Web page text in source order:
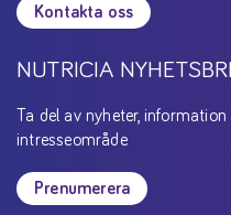
Kontakta oss
NUTRICIA
Ta del av nyheter,
intresseområde
Prenumerera